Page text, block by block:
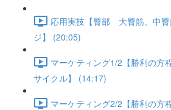
応用実技【臀部 大臀筋、中
ジ】 (20:05)
マーケティング1/2【勝利の
サイクル】 (14:17)
マーケティング2/2【勝利の